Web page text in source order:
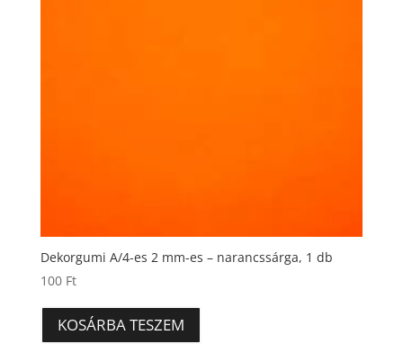
Dekorgumi A/4-es 2 mm-es – narancssárga, 1 db
100 Ft
KOSÁRBA TESZEM